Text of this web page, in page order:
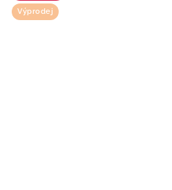
Výprodej